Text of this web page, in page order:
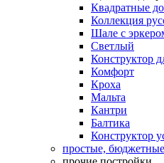
Квадратные
Коллекция
Шале с
Светлый
Конструктор
Комфорт
Кроха
Мальта
Кантри
Балтика
Конструктор
простые,